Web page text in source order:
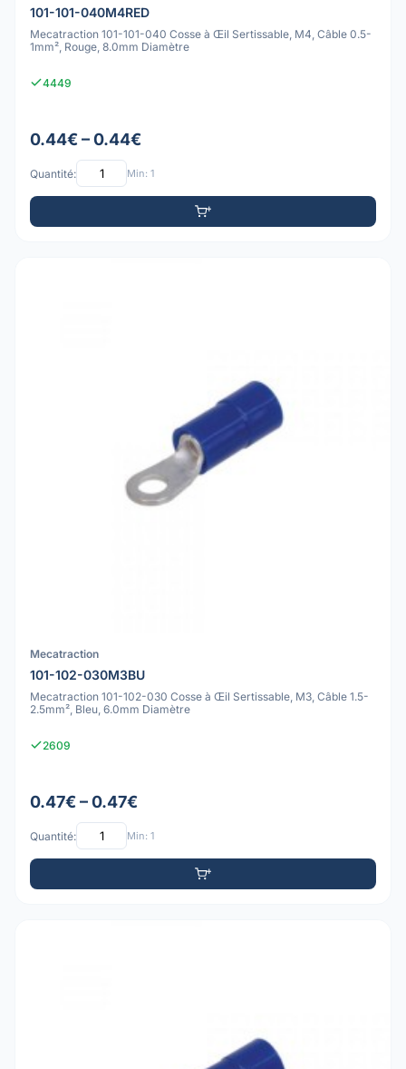
101-101-040M4RED
Mecatraction 101-101-040 Cosse à Œil Sertissable, M4, Câble 0.5-
1mm², Rouge, 8.0mm Diamètre
4449
0.44€ – 0.44€
Quantité: Min: 1
Mecatraction
101-102-030M3BU
Mecatraction 101-102-030 Cosse à Œil Sertissable, M3, Câble 1.5-
2.5mm², Bleu, 6.0mm Diamètre
2609
0.47€ – 0.47€
Quantité: Min: 1